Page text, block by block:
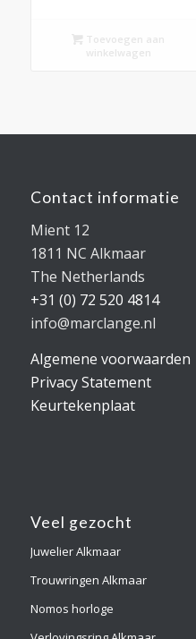
Toevoegen aan
winkelwagen
Contact informatie
Mient 12
1811 NC Alkmaar
The Netherlands
+31 (0) 72 520 4814
info@marclange.nl
Algemene voorwaarden
Privacy Statement
Keurtekenplaat
Veel gezocht
Juwelier Alkmaar
Trouwringen Alkmaar
Nomos horloge